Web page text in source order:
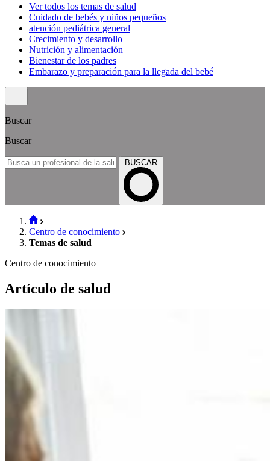
Ver todos los temas de salud
Cuidado de bebés y niños pequeños
atención pediátrica general
Crecimiento y desarrollo
Nutrición y alimentación
Bienestar de los padres
Embarazo y preparación para la llegada del bebé
Buscar
Buscar
BUSCAR
Centro de conocimiento
Temas de salud
Centro de conocimiento
Artículo de salud